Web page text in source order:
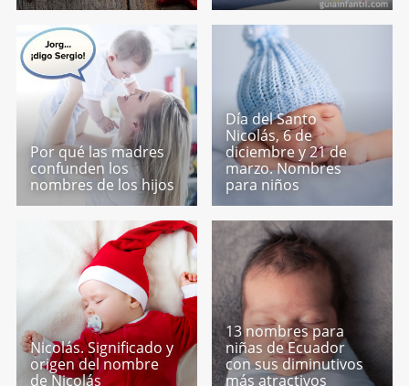
Por qué las madres
confunden los
nombres de los hijos
Día del Santo
Nicolás, 6 de
diciembre y 21 de
marzo. Nombres
para niños
Nicolás. Significado y
origen del nombre
de Nicolás
13 nombres para
niñas de Ecuador
con sus diminutivos
más atractivos